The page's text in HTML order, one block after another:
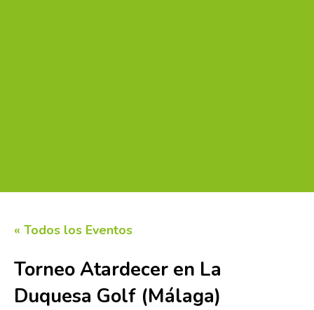
« Todos los Eventos
Torneo Atardecer en La
Duquesa Golf (Málaga)